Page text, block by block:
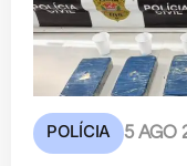
POLÍCIA 5 AGO